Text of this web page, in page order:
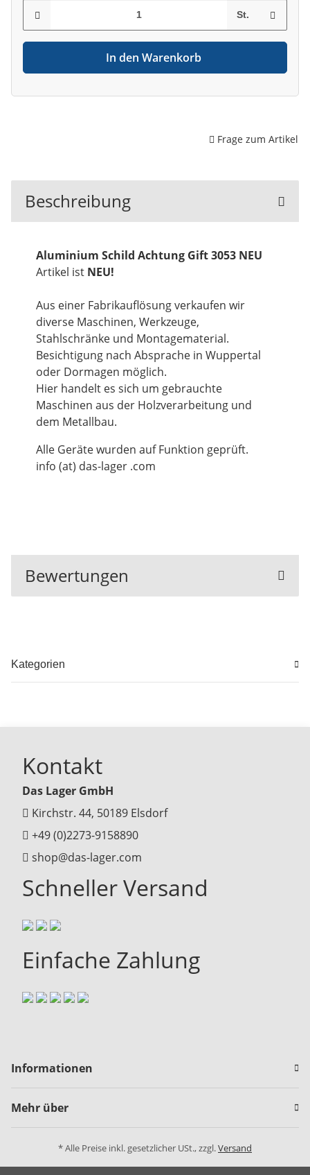
St.
In den Warenkorb
Frage zum Artikel
Beschreibung
Aluminium Schild Achtung Gift 3053 NEU
Artikel ist NEU!
Aus einer Fabrikauflösung verkaufen wir
diverse Maschinen, Werkzeuge,
Stahlschränke und Montagematerial.
Besichtigung nach Absprache in Wuppertal
oder Dormagen möglich.
Hier handelt es sich um gebrauchte
Maschinen aus der Holzverarbeitung und
dem Metallbau.
Alle Geräte wurden auf Funktion geprüft.
info (at) das-lager .com
Bewertungen
Kategorien
Kontakt
Das Lager GmbH
Kirchstr. 44, 50189 Elsdorf
+49 (0)2273-9158890
shop@das-lager.com
Schneller Versand
Einfache Zahlung
Informationen
Mehr über
* Alle Preise inkl. gesetzlicher USt., zzgl.Versand